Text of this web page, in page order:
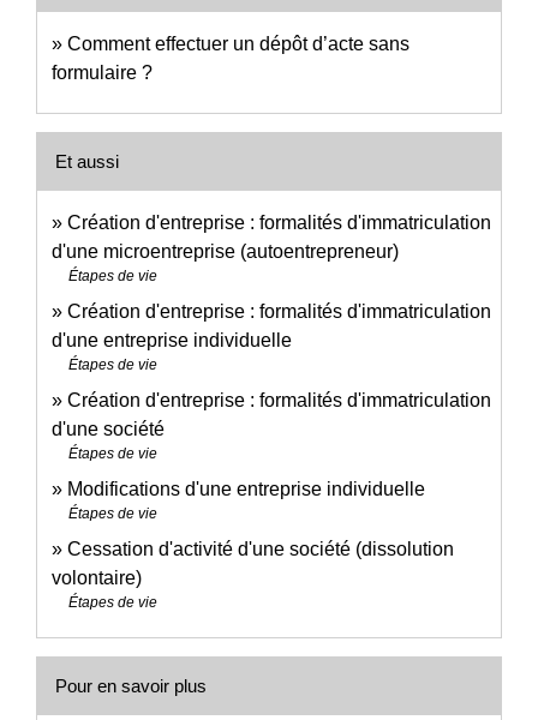
Comment effectuer un dépôt d’acte sans
formulaire ?
Et aussi
Création d'entreprise : formalités d'immatriculation
d'une microentreprise (autoentrepreneur)
Étapes de vie
Création d'entreprise : formalités d'immatriculation
d'une entreprise individuelle
Étapes de vie
Création d'entreprise : formalités d'immatriculation
d'une société
Étapes de vie
Modifications d'une entreprise individuelle
Étapes de vie
Cessation d'activité d'une société (dissolution
volontaire)
Étapes de vie
Pour en savoir plus